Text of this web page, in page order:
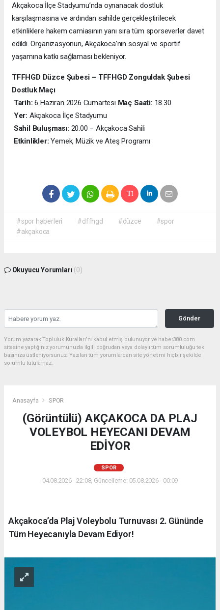
Akçakoca İlçe Stadyumu’nda oynanacak dostluk
karşılaşmasına ve ardından sahilde gerçekleştirilecek
etkinliklere hakem camiasının yanı sıra tüm sporseverler davet
edildi. Organizasyonun, Akçakoca’nın sosyal ve sportif
yaşamına katkı sağlaması bekleniyor.
TFFHGD Düzce Şubesi – TFFHGD Zonguldak Şubesi
Dostluk Maçı
Tarih: 6 Haziran 2026 Cumartesi Maç Saati: 18.30
Yer: Akçakoca İlçe Stadyumu
Sahil Buluşması: 20.00 – Akçakoca Sahili
Etkinlikler: Yemek, Müzik ve Ateş Programı
#spor haberleri #dffhgd #düzce
#spor
#akçakoca
Okuyucu Yorumları (0)
Gönder
Yorum yazarak Topluluk Kuralları’nı kabul etmiş bulunuyor ve haber380.com
sitesine yaptığınız yorumunuzla ilgili doğrudan veya dolaylı tüm sorumluluğu tek
başınıza üstleniyorsunuz. Yazılan tüm yorumlardan site yönetimi hiçbir şekilde
sorumlu tutulamaz.
Anasayfa SPOR
(Görüntülü) AKÇAKOCA DA PLAJ
VOLEYBOL HEYECANI DEVAM
EDİYOR
SPOR
04.08.2026 - 22:08, Güncelleme: 05.08.2026 - 00:09
Akçakoca’da Plaj Voleybolu Turnuvası 2. Gününde
Tüm Heyecanıyla Devam Ediyor!